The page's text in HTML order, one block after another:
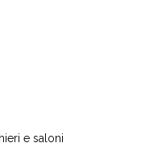
e saloni